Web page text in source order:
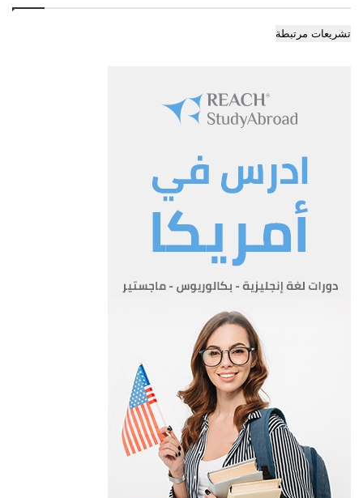
يلغى اي نظام تتعارض احكامه مع احكام هذا النظام.
تشريعات مرتبطة